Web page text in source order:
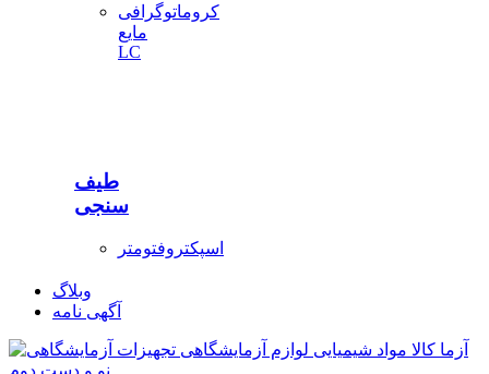
کروماتوگرافی
مایع
LC
طیف
سنجی
اسپکتروفتومتر
وبلاگ
آگهی نامه